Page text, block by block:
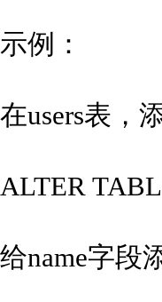
示例：
在users表，
ALTER
给name字段